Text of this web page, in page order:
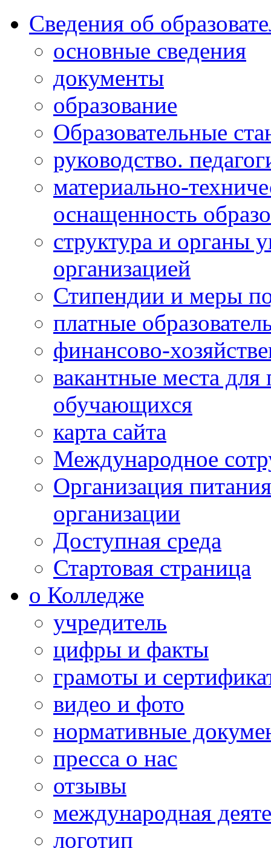
Сведения об
основные сведения
документы
образование
Образовательные
руководство.
материально-
оснащенность
структура и органы
организацией
Стипендии и меры
платные
финансово-
вакантные места
обучающихся
карта сайта
Международное
Организация
организации
Доступная среда
Стартовая страница
о Колледже
учредитель
цифры и факты
грамоты и
видео и фото
нормативные
пресса о нас
отзывы
международная
логотип